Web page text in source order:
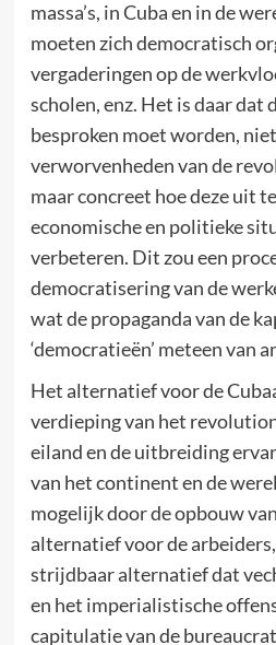
massa’s, in Cuba en in de
moeten zich democratisch
vergaderingen op de
scholen, enz. Het is daar dat
besproken moet worden,
verworvenheden van de
maar concreet hoe deze uit
economische en politieke
verbeteren. Dit zou een
democratisering van de
wat de propaganda van de
‘democratieën’ meteen van
Het alternatief voor de
verdieping van het
eiland en de uitbreiding
van het continent en de
mogelijk door de opbouw
alternatief voor de
strijdbaar alternatief dat
en het imperialistische
capitulatie van de